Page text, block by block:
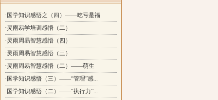
·国学知识感悟之（四）——吃亏是福
·灵雨易学培训感悟（二）
·灵雨周易智慧感悟（四）
·灵雨周易智慧感悟（三）
·灵雨周易智慧感悟（二）——萌生
·国学知识感悟（三）——“管理”感...
·国学知识感悟（二）——“执行力”...